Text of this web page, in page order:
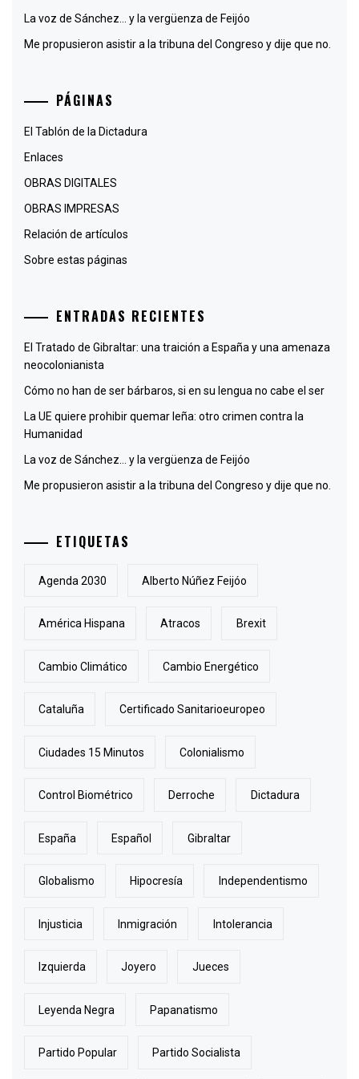
La voz de Sánchez… y la vergüenza de Feijóo
Me propusieron asistir a la tribuna del Congreso y dije que no.
PÁGINAS
El Tablón de la Dictadura
Enlaces
OBRAS DIGITALES
OBRAS IMPRESAS
Relación de artículos
Sobre estas páginas
ENTRADAS RECIENTES
El Tratado de Gibraltar: una traición a España y una amenaza
neocolonianista
Cómo no han de ser bárbaros, si en su lengua no cabe el ser
La UE quiere prohibir quemar leña: otro crimen contra la
Humanidad
La voz de Sánchez… y la vergüenza de Feijóo
Me propusieron asistir a la tribuna del Congreso y dije que no.
ETIQUETAS
Agenda 2030 Alberto Núñez Feijóo
América Hispana Atracos Brexit
Cambio Climático Cambio Energético
Cataluña Certificado Sanitarioeuropeo
Ciudades 15 Minutos Colonialismo
Control Biométrico Derroche Dictadura
España Español Gibraltar
Globalismo Hipocresía Independentismo
Injusticia Inmigración Intolerancia
Izquierda Joyero Jueces
Leyenda Negra Papanatismo
Partido Popular Partido Socialista